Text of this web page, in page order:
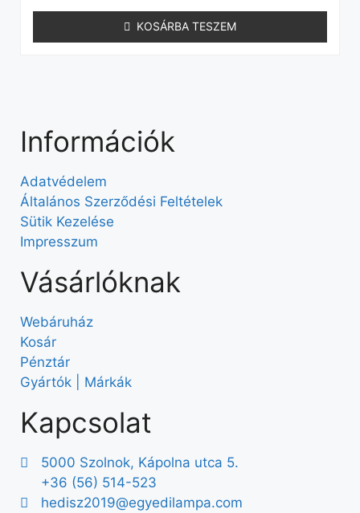
KOSÁRBA TESZEM
Információk
Adatvédelem
Általános Szerződési Feltételek
Sütik Kezelése
Impresszum
Vásárlóknak
Webáruház
Kosár
Pénztár
Gyártók | Márkák
Kapcsolat
5000 Szolnok, Kápolna utca 5.
+36 (56) 514-523
hedisz2019@egyedilampa.com